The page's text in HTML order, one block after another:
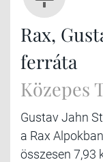
Rax,
ferráta
Közepes
Gustav Jahn
a Rax
összesen 7,93